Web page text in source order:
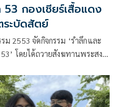
53 กองเชียร์เสื้อแดง
ระบัดสัตย์
2553 จัดกิจกรรม ‘รำลึกและ
โดยได้ถวายสังฆทานพระสงฆ์